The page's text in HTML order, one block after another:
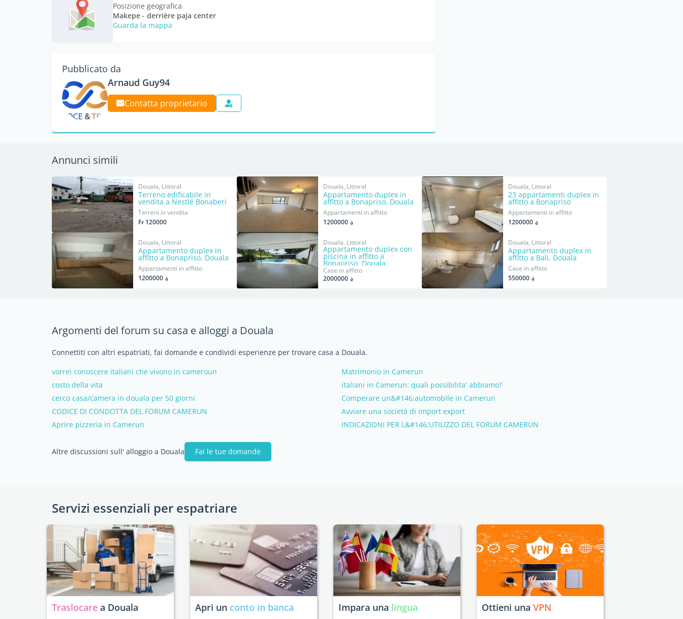
Posizione geografica
Makepe - derrière paja center
Guarda la mappa
Pubblicato da
Arnaud Guy94
Contatta proprietario
Annunci simili
Douala, Littoral
Terreno edificabile in
vendita a Nestlé Bonaberi
Terreni in vendita
Fr 120000
Douala, Littoral
Appartamento duplex in
affitto a Bonapriso, Douala
Appartamenti in affitto
؋ 1200000
Douala, Littoral
23 appartamenti duplex in
affitto a Bonapriso
Appartamenti in affitto
؋ 1200000
Douala, Littoral
Appartamento duplex in
affitto a Bonapriso, Douala
Appartamenti in affitto
؋ 1200000
Douala, Littoral
Appartamento duplex con
piscina in affitto a
Bonapriso, Douala
Case in affitto
؋ 2000000
Douala, Littoral
Appartamento duplex in
affitto a Bali, Douala
Case in affitto
؋ 550000
Argomenti del forum su casa e alloggi a Douala
Connettiti con altri espatriati, fai domande e condividi esperienze per trovare casa a Douala.
vorrei conoscere italiani che vivono in cameroun
Matrimonio in Camerun
costo della vita
italiani in Camerun: quali possibilita' abbiamo?
cerco casa/camera in douala per 50 giorni
Comperare un&#146;automobile in Camerun
CODICE DI CONDOTTA DEL FORUM CAMERUN
Avviare una società di import export
Aprire pizzeria in Camerun
INDICAZIONI PER L&#146;UTILIZZO DEL FORUM CAMERUN
Altre discussioni sull' alloggio a Douala Fai le tue domande
Servizi essenziali per espatriare
Traslocare a Douala Apri un conto in banca Impara una lingua Ottieni una VPN